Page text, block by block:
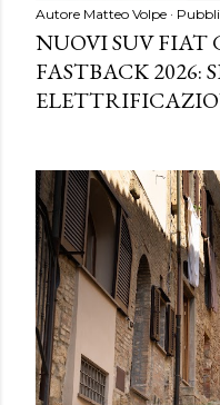
Autore Matteo Volpe
NUOVI SUV FIAT
FASTBACK 2026: